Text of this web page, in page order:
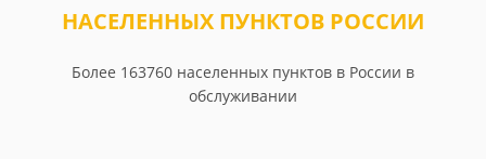
НАСЕЛЕННЫХ ПУНКТОВ РОССИИ
Более 163760 населенных пунктов в России в
обслуживании